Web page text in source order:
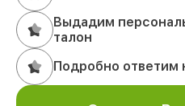
Выдадим
талон
Подробно ответим